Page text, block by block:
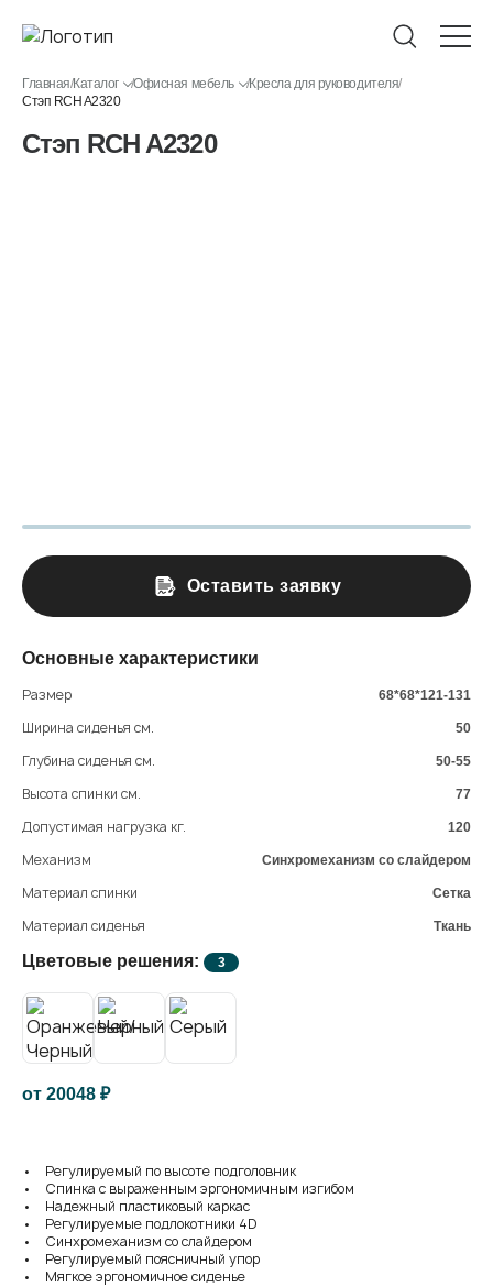
Главная/Каталог /Офисная мебель /Кресла для руководителя/
Стэп RCH A2320
Стэп RCH A2320
Основные характеристики
Размер
68*68*121-131
Ширина сиденья см. 50
Глубина сиденья см. 50-55
Высота спинки см. 77
Допустимая нагрузка кг. 120
Механизм Синхромеханизм со слайдером
Материал спинки Сетка
Материал сиденья Ткань
Цветовые решения: 3
от 20048 ₽
Оставить заявку
• Регулируемый по высоте подголовник
• Спинка с выраженным эргономичным изгибом
• Надежный пластиковый каркас
• Регулируемые подлокотники 4D
• Синхромеханизм со слайдером
• Регулируемый поясничный упор
• Мягкое эргономичное сиденье